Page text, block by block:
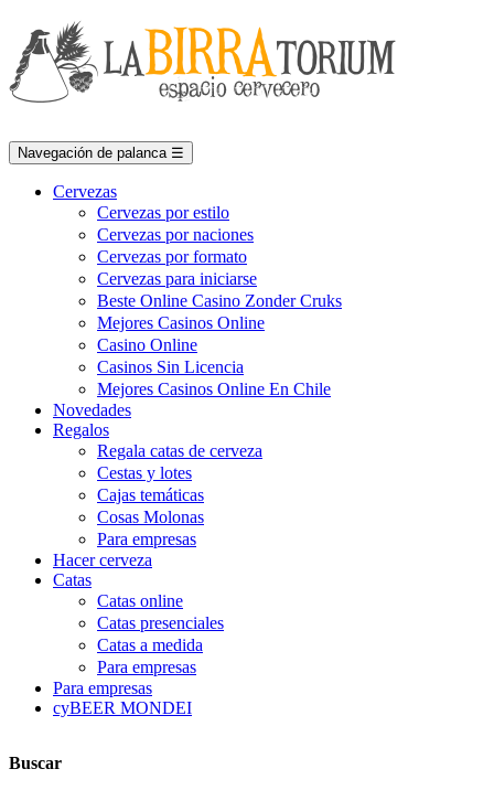
Navegación de palanca ☰
Cervezas
Cervezas por estilo
Cervezas por naciones
Cervezas por formato
Cervezas para iniciarse
Beste Online Casino Zonder Cruks
Mejores Casinos Online
Casino Online
Casinos Sin Licencia
Mejores Casinos Online En Chile
Novedades
Regalos
Regala catas de cerveza
Cestas y lotes
Cajas temáticas
Cosas Molonas
Para empresas
Hacer cerveza
Catas
Catas online
Catas presenciales
Catas a medida
Para empresas
Para empresas
cyBEER MONDEI
Buscar